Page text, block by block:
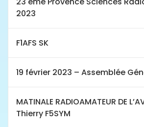
2023
F1AFS SK
19 février 2023 – Assemblée
MATINALE RADIOAMATEUR DE
Thierry F5SYM